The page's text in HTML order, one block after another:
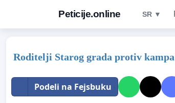
Peticije.online SR ▼
Roditelji Starog grada protiv
Podeli na Fejsbuku